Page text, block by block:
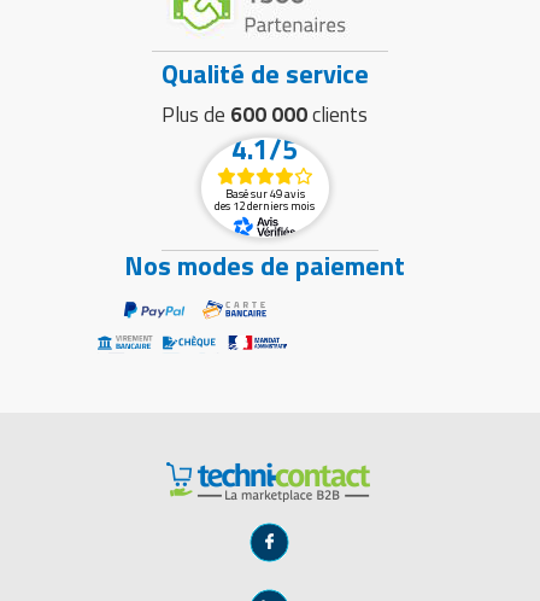
Qualité de service
Plus de 600 000clients
4.1/5
Basé sur 49 avis
des 12 derniers mois
Nos modes de paiement